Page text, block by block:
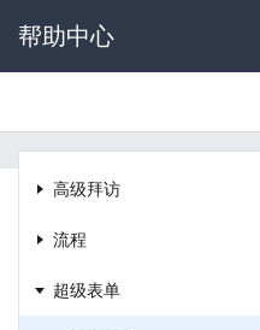
帮助中心
高级拜访
流程
超级表单